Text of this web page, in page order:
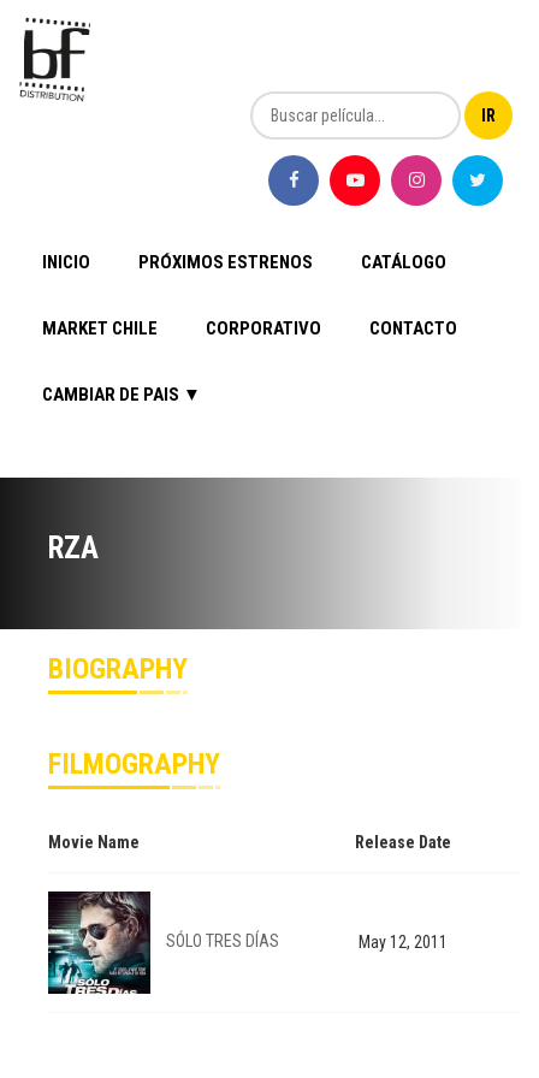
INICIO PRÓXIMOS ESTRENOS CATÁLOGO
MARKET CHILE CORPORATIVO CONTACTO
CAMBIAR DE PAIS ▼
RZA
BIOGRAPHY
FILMOGRAPHY
Movie Name Release Date
SÓLO TRES DÍAS May 12, 2011